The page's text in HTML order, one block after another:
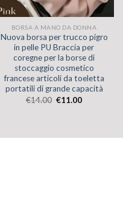
BORSA A MANO DA DONNA
Nuova borsa per trucco pigro
in pelle PU Braccia per
coregne per la borse di
stoccaggio cosmetico
francese articoli da toeletta
portatili di grande capacità
€14.00 €11.00